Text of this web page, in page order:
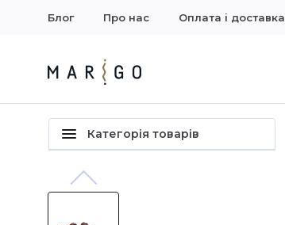
Блог Про нас Оплата і доставка
Категорія товарів